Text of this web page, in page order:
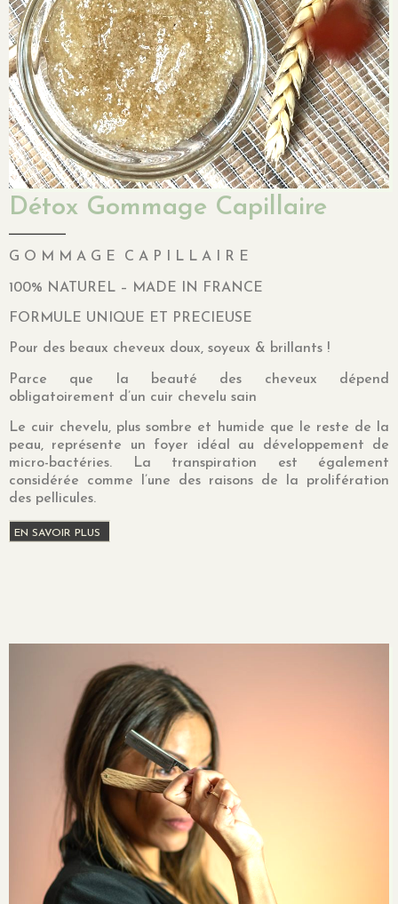
Détox Gommage Capillaire
G O M M A G E C A P I L L A I R E
100% NATUREL – MADE IN FRANCE
FORMULE UNIQUE ET PRECIEUSE
Pour des beaux cheveux doux, soyeux & brillants !
Parce que la beauté des cheveux dépend
obligatoirement d’un cuir chevelu sain
Le cuir chevelu, plus sombre et humide que le reste de la
peau, représente un foyer idéal au développement de
micro-bactéries. La transpiration est également
considérée comme l’une des raisons de la prolifération
des pellicules.
EN SAVOIR PLUS